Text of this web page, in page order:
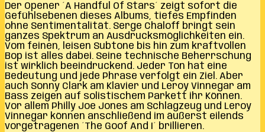
Der Opener ´A Handful Of Stars´ zeigt sofort die
Gefühlsebenen dieses Albums, tiefes Empfinden
ohne Sentimentalität. Serge Chaloff bringt sein
ganzes Spektrum an Ausdrucksmöglichkeiten ein.
Vom feinen, leisen Subtone bis hin zum kraftvollen
Bop ist alles dabei. Seine technische Beherrschung
ist wirklich beeindruckend. Jeder Ton hat eine
Bedeutung und jede Phrase verfolgt ein Ziel. Aber
auch Sonny Clark am Klavier und Leroy Vinnegar am
Bass zeigen auf solistischem Parkett ihr Können.
Vor allem Philly Joe Jones am Schlagzeug und Leroy
Vinnegar können anschließend im äußerst eilends
vorgetragenen ´The Goof And I´ brillieren.